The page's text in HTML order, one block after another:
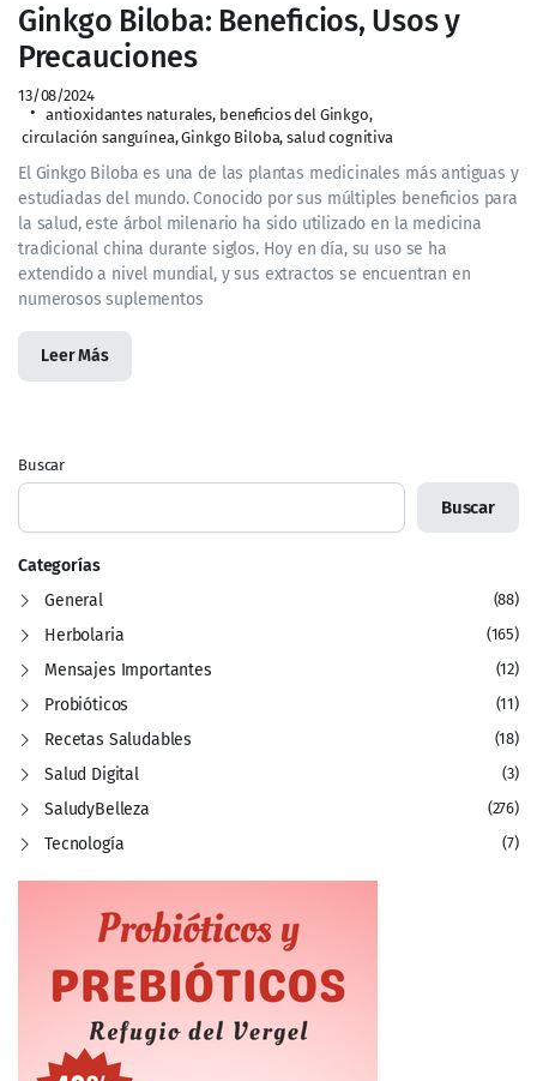
Ginkgo Biloba: Beneficios, Usos y
Precauciones
13/08/2024
antioxidantes naturales, beneficios del Ginkgo,
circulación sanguínea, Ginkgo Biloba, salud cognitiva
El Ginkgo Biloba es una de las plantas medicinales más antiguas y
estudiadas del mundo. Conocido por sus múltiples beneficios para
la salud, este árbol milenario ha sido utilizado en la medicina
tradicional china durante siglos. Hoy en día, su uso se ha
extendido a nivel mundial, y sus extractos se encuentran en
numerosos suplementos
Leer Más
Buscar
Buscar
Categorías
General
(88)
Herbolaria (165)
Mensajes Importantes (12)
Probióticos (11)
Recetas Saludables (18)
Salud Digital (3)
SaludyBelleza (276)
Tecnología (7)